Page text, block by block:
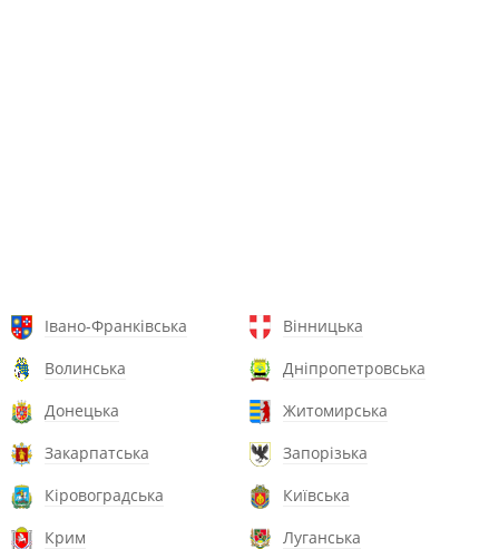
Івано-Франківська
Вінницька
Волинська
Дніпропетровська
Донецька
Житомирська
Закарпатська
Запорізька
Кіровоградська
Київська
Крим
Луганська